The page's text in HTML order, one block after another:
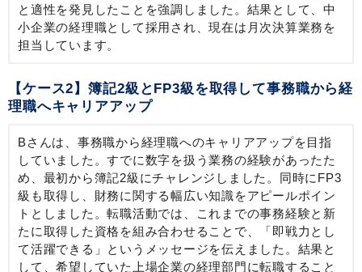
と適性を発見したことを強調しました。結果として、中
小企業の経理職として採用され、現在は月次決算業務を
担当しています。
【ケース2】簿記2級とFP3級を取得して事務職から経
理職へキャリアアップ
Bさんは、事務職から経理職へのキャリアアップを目指
していました。すでに数字を扱う業務の経験があったた
め、最初から簿記2級にチャレンジしました。同時にFP3
級も取得し、財務に関する幅広い知識をアピールポイン
トとしました。転職活動では、これまでの事務経験と新
たに取得した資格を組み合わせることで、「即戦力とし
て活躍できる」というメッセージを伝えました。結果と
して、希望していた上場企業の経理部門に転職すること